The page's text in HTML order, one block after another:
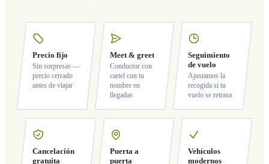
Precio fijo
Sin sorpresas —
precio cerrado
antes de viajar
Meet & greet
Conductor con
cartel con tu
nombre en
llegadas
Seguimiento
de vuelo
Ajustamos la
recogida si tu
vuelo se retrasa
Cancelación
gratuita
Puerta a
puerta
Vehículos
modernos